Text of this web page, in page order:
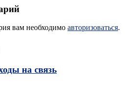
вам необходимо авторизоваться.
на связь